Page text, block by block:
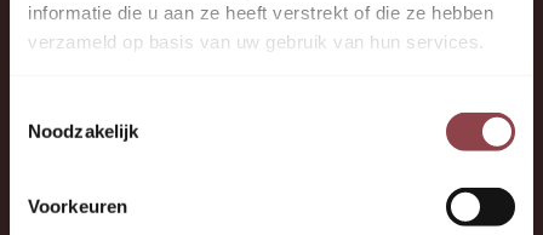
informatie die u aan ze heeft verstrekt of die ze hebben
verzameld op basis van uw gebruik van hun services.
Noodzakelijk
Voorkeuren